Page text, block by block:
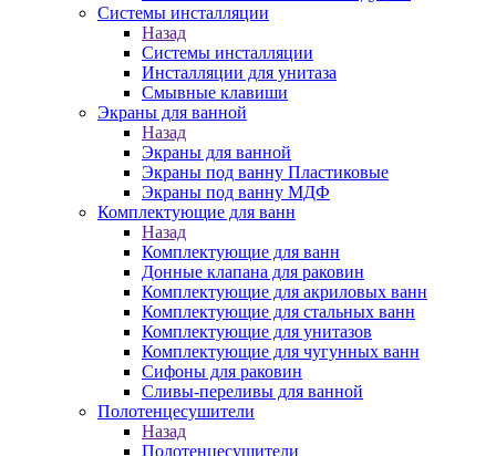
Системы инсталляции
Назад
Системы инсталляции
Инсталляции для унитаза
Смывные клавиши
Экраны для ванной
Назад
Экраны для ванной
Экраны под ванну Пластиковые
Экраны под ванну МДФ
Комплектующие для ванн
Назад
Комплектующие для ванн
Донные клапана для раковин
Комплектующие для акриловых ванн
Комплектующие для стальных ванн
Комплектующие для унитазов
Комплектующие для чугунных ванн
Сифоны для раковин
Сливы-переливы для ванной
Полотенцесушители
Назад
Полотенцесушители